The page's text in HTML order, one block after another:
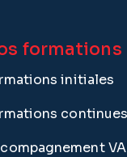
formations
initiales
continues